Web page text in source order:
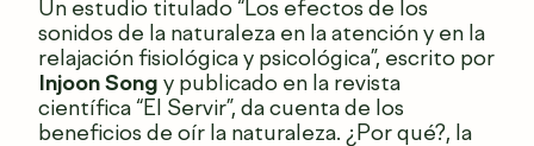
Un estudio titulado “Los efectos de los
sonidos de la naturaleza en la atención y en la
relajación fisiológica y psicológica”, escrito por
Injoon Song y publicado en la revista
científica “El Servir”, da cuenta de los
beneficios de oír la naturaleza. ¿Por qué?, la